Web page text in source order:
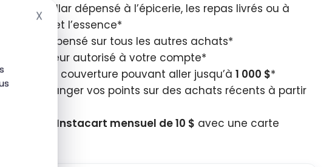
XMasquer le bandeau des cookies
dollar dépensé à l’épicerie, les repas livrés ou à
et l’essence*
dollar dépensé sur tous les autres achats*
un utilisateur autorisé à votre compte*
une couverture pouvant aller jusqu’à 1 000 $*
d’échanger vos points sur des achats récents à partir
crédit Instacart mensuel de 10 $ avec une carte